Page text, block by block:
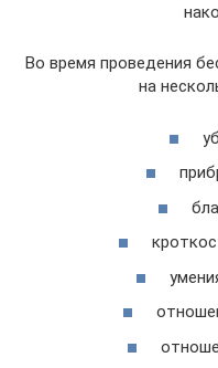
Во время проведения
на